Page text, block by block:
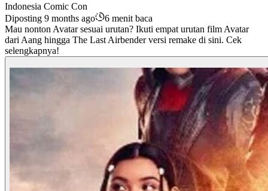
Indonesia Comic Con
Diposting 9 months ago
6 menit baca
Mau nonton Avatar sesuai urutan? Ikuti empat urutan film Avatar
dari Aang hingga The Last Airbender versi remake di sini. Cek
selengkapnya!